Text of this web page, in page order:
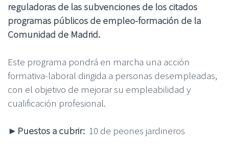
reguladoras de las subvenciones de los citados
programas públicos de empleo-formación de la
Comunidad de Madrid.
Este programa pondrá en marcha una acción
formativa-laboral dirigida a personas desempleadas,
con el objetivo de mejorar su empleabilidad y
cualificación profesional.
► Puestos a cubrir: 10 de peones jardineros